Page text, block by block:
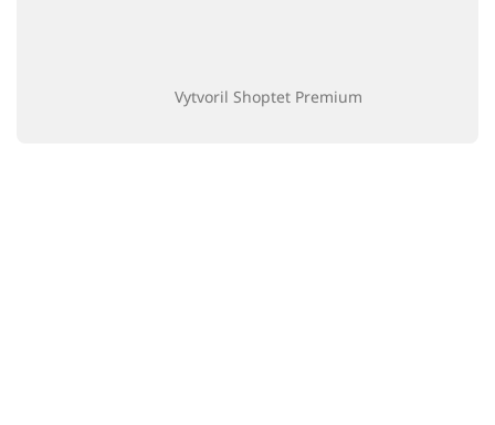
Vytvoril Shoptet Premium